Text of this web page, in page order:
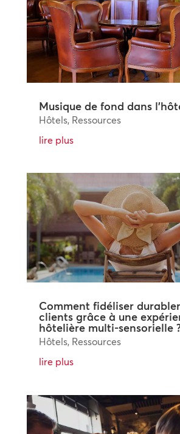
Musique de fond dans
Hôtels, Ressources
lire plus
Comment fidéliser
clients grâce à une
hôtelière multi-sensorielle
Hôtels, Ressources
lire plus